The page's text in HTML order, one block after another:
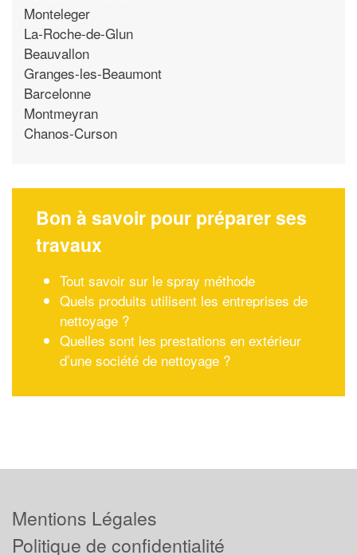
Monteleger
La-Roche-de-Glun
Beauvallon
Granges-les-Beaumont
Barcelonne
Montmeyran
Chanos-Curson
Bon à savoir pour préparer ses
travaux
Tout savoir sur le spray méthode
Quels produits utilisent les entreprises de
nettoyage ?
Quelles sont les prestations en extérieur
d’une société de nettoyage ?
Mentions Légales
Politique de confidentialité